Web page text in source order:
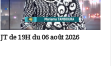
JT de 19H du 06 août 2026